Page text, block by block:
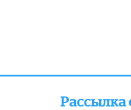
Рассылка